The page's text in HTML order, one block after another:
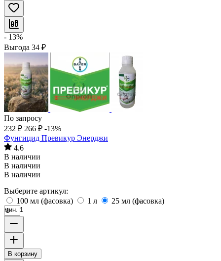
- 13%
Выгода 34 ₽
По запросу
232 ₽ 266 ₽ -13%
Фунгицид Превикур Энерджи
4.6
В наличии
В наличии
В наличии
Выберите артикул:
100 мл (фасовка)
1 л 25 мл (фасовка)
мин. 1
В корзину